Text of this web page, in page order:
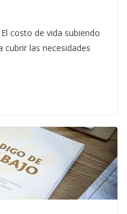
costo de vida subiendo
las necesidades